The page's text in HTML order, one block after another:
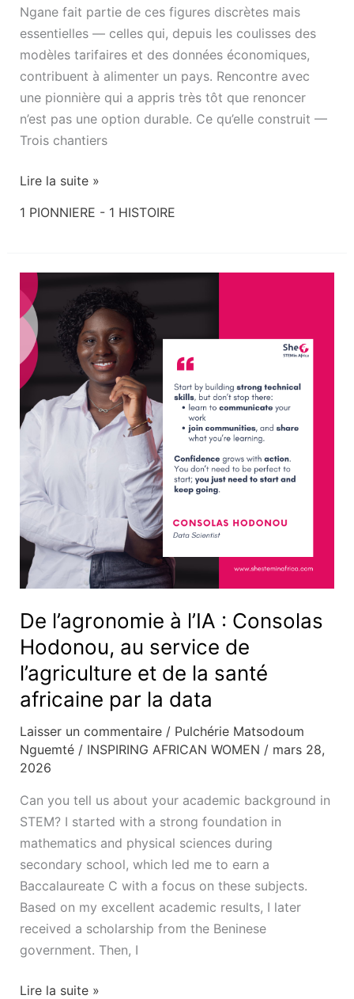
Ngane fait partie de ces figures discrètes mais
essentielles — celles qui, depuis les coulisses des
modèles tarifaires et des données économiques,
contribuent à alimenter un pays. Rencontre avec
une pionnière qui a appris très tôt que renoncer
n’est pas une option durable. Ce qu’elle construit —
Trois chantiers
Lire la suite »
1 PIONNIERE - 1 HISTOIRE
De l’agronomie à l’IA : Consolas
Hodonou, au service de
l’agriculture et de la santé
africaine par la data
Laisser un commentaire / Pulchérie Matsodoum
Nguemté / INSPIRING AFRICAN WOMEN / mars 28,
2026
Can you tell us about your academic background in
STEM? I started with a strong foundation in
mathematics and physical sciences during
secondary school, which led me to earn a
Baccalaureate C with a focus on these subjects.
Based on my excellent academic results, I later
received a scholarship from the Beninese
government. Then, I
l’agronomie
à
l’IA
:
Consolas
Hodonou,
au
service
de
l’agriculture
de
santé
par
la
data
Lire la suite »